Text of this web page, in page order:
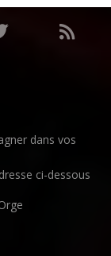
dans vos
ci-dessous